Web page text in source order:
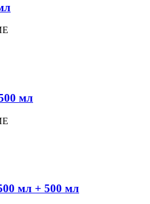
мл
мл + 500 мл